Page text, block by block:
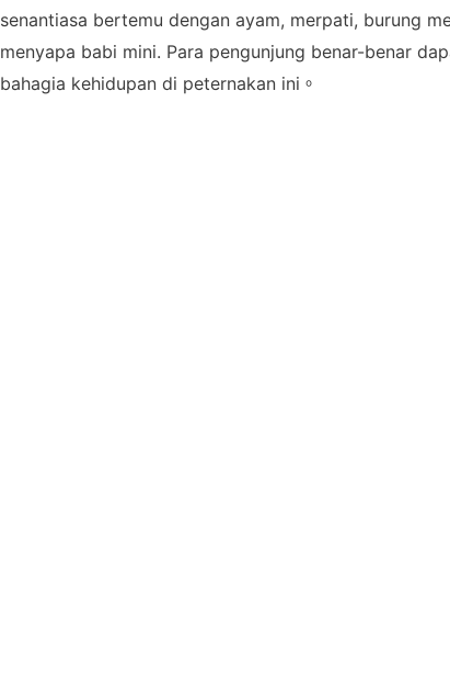
senantiasa bertemu dengan ayam, merpati, burung
menyapa babi mini. Para pengunjung benar-benar
bahagia kehidupan di peternakan ini。